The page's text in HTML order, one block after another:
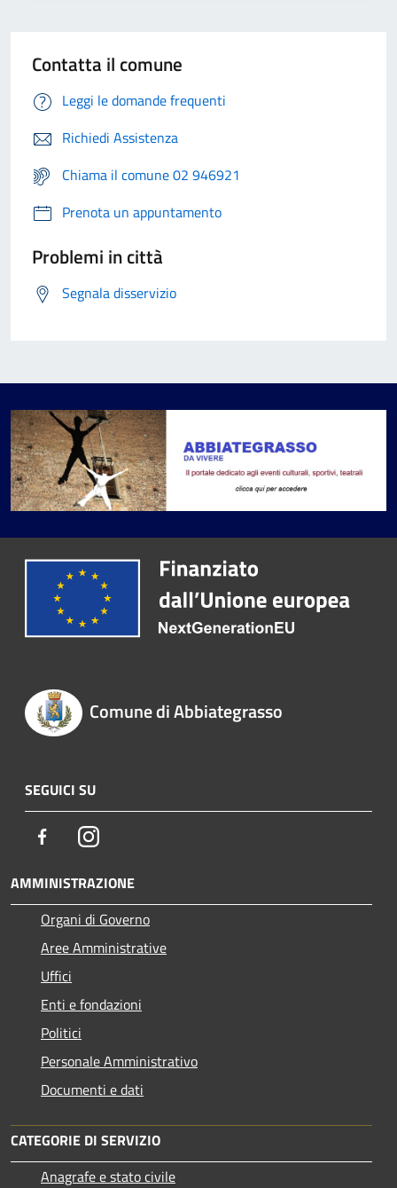
Contatta il comune
Leggi le domande frequenti
Richiedi Assistenza
Chiama il comune 02 946921
Prenota un appuntamento
Problemi in città
Segnala disservizio
Comune di Abbiategrasso
SEGUICI SU
FacebookInstagram
AMMINISTRAZIONE
Organi di Governo
Aree Amministrative
Uffici
Enti e fondazioni
Politici
Personale Amministrativo
Documenti e dati
CATEGORIE DI SERVIZIO
Anagrafe e stato civile